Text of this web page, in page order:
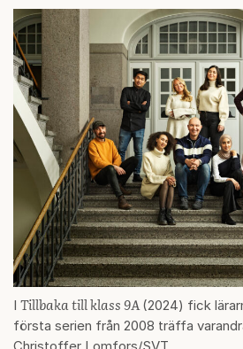
I Tillbaka till klass 9A(2024) fick
första serien från 2008 träffa